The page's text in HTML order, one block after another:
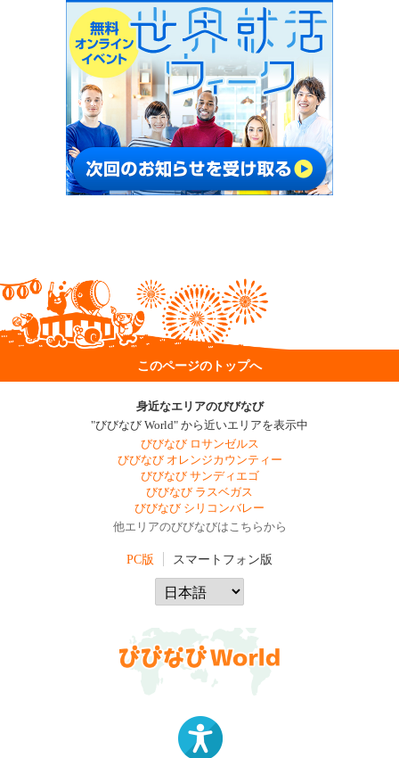
このページのトップへ
身近なエリアのびびなび
"びびなび World" から近いエリアを表示中
びびなび ロサンゼルス
びびなび オレンジカウンティー
びびなび サンディエゴ
びびなび ラスベガス
びびなび シリコンバレー
他エリアのびびなびはこちらから
PC版 スマートフォン版